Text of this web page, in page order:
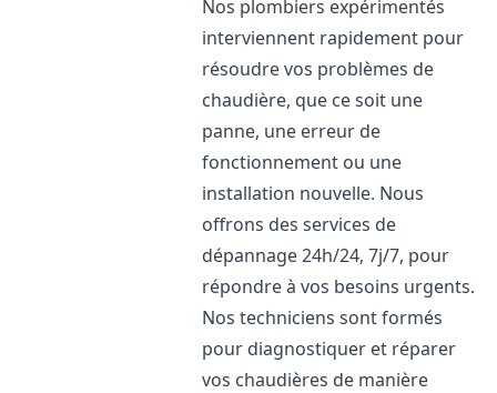
Nos plombiers expérimentés
interviennent rapidement pour
résoudre vos problèmes de
chaudière, que ce soit une
panne, une erreur de
fonctionnement ou une
installation nouvelle. Nous
offrons des services de
dépannage 24h/24, 7j/7, pour
répondre à vos besoins urgents.
Nos techniciens sont formés
pour diagnostiquer et réparer
vos chaudières de manière